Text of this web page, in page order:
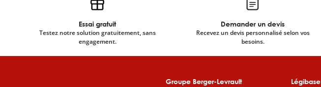
Essai gratuit
Testez notre solution gratuitement, sans
engagement.
Demander un devis
Recevez un devis personnalisé selon vos
besoins.
Groupe Berger-Levrault Légibase